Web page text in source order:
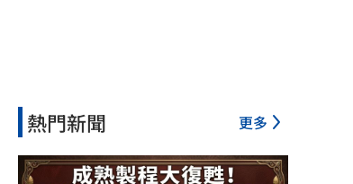
熱門新聞 更多